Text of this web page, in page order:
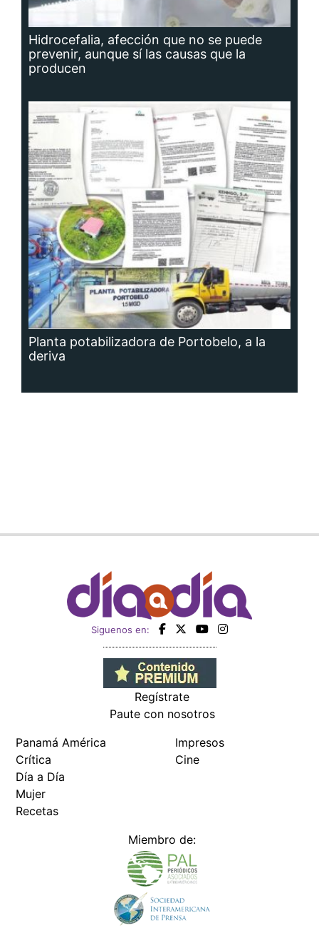
Hidrocefalia, afección que no se puede
prevenir, aunque sí las causas que la
producen
Planta potabilizadora de Portobelo, a la
deriva
Siguenos en:
Regístrate
Paute con nosotros
Panamá América
Crítica
Día a Día
Mujer
Recetas
Impresos
Cine
Miembro de: